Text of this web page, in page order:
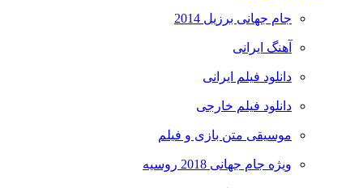
جام جهانی برزیل 2014
آهنگ ایرانی
دانلود فیلم ایرانی
دانلود فیلم خارجی
موسیقی متن بازی و فیلم
ویژه جام جهانی 2018 روسیه